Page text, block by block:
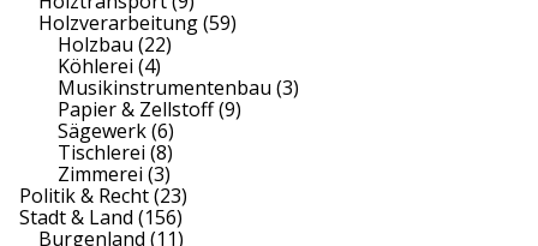
Holzverarbeitung(59)
Holzbau (22)
Köhlerei (4)
Musikinstrumentenbau (3)
Papier & Zellstoff(9)
Sägewerk(6)
Tischlerei (8)
Zimmerei (3)
Politik & Recht(23)
Stadt & Land (156)
Burgenland (11)